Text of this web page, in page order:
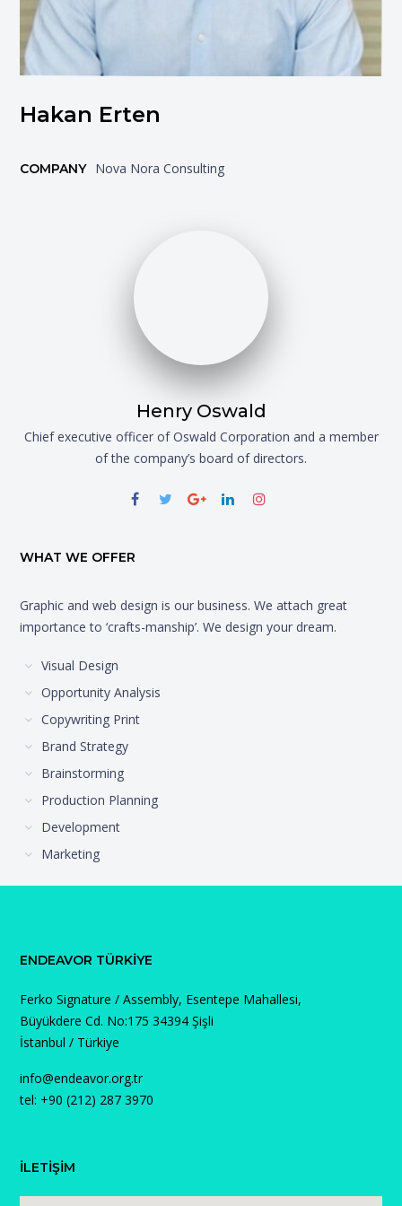
Hakan Erten
COMPANY Nova Nora Consulting
Henry Oswald
Chief executive officer of Oswald Corporation and a member
of the company’s board of directors.
WHAT WE OFFER
Graphic and web design is our business. We attach great
importance to ‘crafts-manship’. We design your dream.
Visual Design
Opportunity Analysis
Copywriting Print
Brand Strategy
Brainstorming
Production Planning
Development
Marketing
ENDEAVOR TÜRKIYE
Ferko Signature / Assembly, Esentepe Mahallesi,
Büyükdere Cd. No:175 34394 Şişli
İstanbul / Türkiye
info@endeavor.org.tr
tel: +90 (212) 287 3970
İLETİŞİM